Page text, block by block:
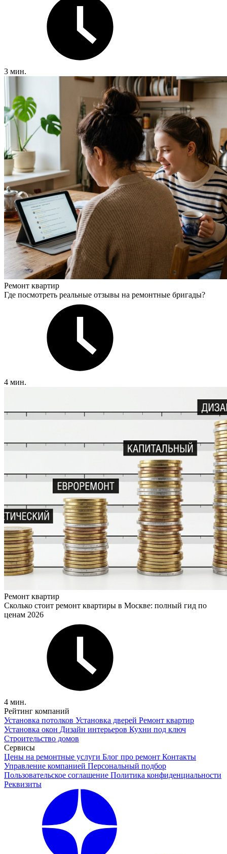
3 мин.
Ремонт квартир
Где посмотреть реальные отзывы на ремонтные бригады?
4 мин.
Ремонт квартир
Сколько стоит ремонт квартиры в Москве: полный гид по
ценам 2026
4 мин.
Рейтинг компаний
Установка потолков Установка дверей Ремонт квартир
Установка окон Дизайн интерьеров Кухни под ключ
Строительство домов
Сервисы
Цены на ремонтные услуги Блог про ремонт Контакты
Управление компанией Персональный подбор
Пользовательское соглашение Политика конфиденциальности
Реквизиты